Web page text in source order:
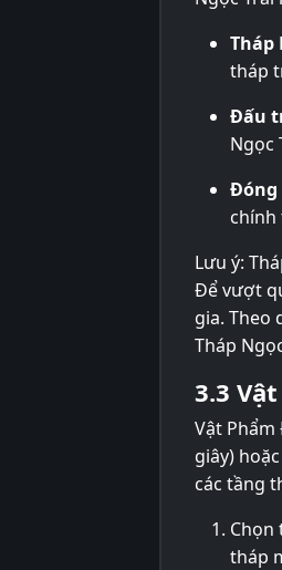
Tháp
tháp
Đấu
Ngọc
Đóng
chính
Lưu ý:
Để vượt
gia. Theo
Tháp
3.3
Vật
giây)
các tầng
Chọn
tháp